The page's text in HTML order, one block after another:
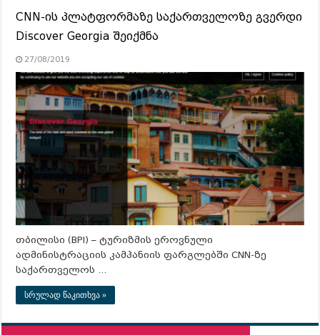
CNN-ის პლატფორმაზე საქართველოზე გვერდი
Discover Georgia შეიქმნა
27/08/2019
თბილისი (BPI) – ტურიზმის ეროვნული
ადმინისტრაციის კამპანიის ფარგლებში CNN-ზე
საქართველოს …
სრულად წაკითხვა »